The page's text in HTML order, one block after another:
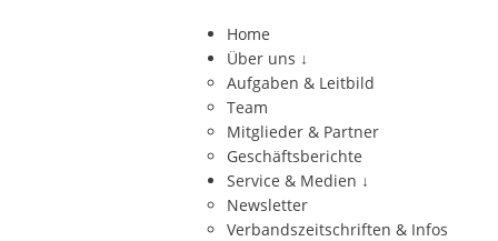
Home
Über uns ↓
Aufgaben & Leitbild
Team
Mitglieder & Partner
Geschäftsberichte
Service & Medien ↓
Newsletter
Verbandszeitschriften & Infos